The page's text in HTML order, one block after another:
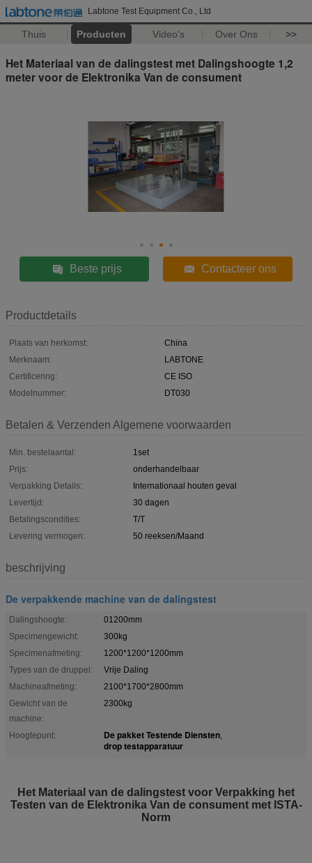
Labtone Test Equipment Co., Ltd
Thuis Producten Video's Over Ons >>
Het Materiaal van de dalingstest met Dalingshoogte 1,2
meter voor de Elektronika Van de consument
Beste prijs Contacteer ons
Productdetails
Plaats van herkomst:
China
Merknaam:
LABTONE
Certificering:
CE ISO
Modelnummer:
DT030
Betalen & Verzenden Algemene voorwaarden
Min. bestelaantal:
1set
Prijs:
onderhandelbaar
Verpakking Details:
Internationaal houten geval
Levertijd:
30 dagen
Betalingscondities:
T/T
Levering vermogen:
50 reeksen/Maand
beschrijving
De verpakkende machine van de dalingstest
Dalingshoogte:
01200mm
Specimengewicht:
300kg
Specimenafmeting:
1200*1200*1200mm
Types van de druppel:
Vrije Daling
Machineafmeting:
2100*1700*2800mm
Gewicht van de
machine:
2300kg
Hoogtepunt: De pakket Testende Diensten,
drop testapparatuur
Het Materiaal van de dalingstest voor Verpakking het
Testen van de Elektronika Van de consument met ISTA-
Norm